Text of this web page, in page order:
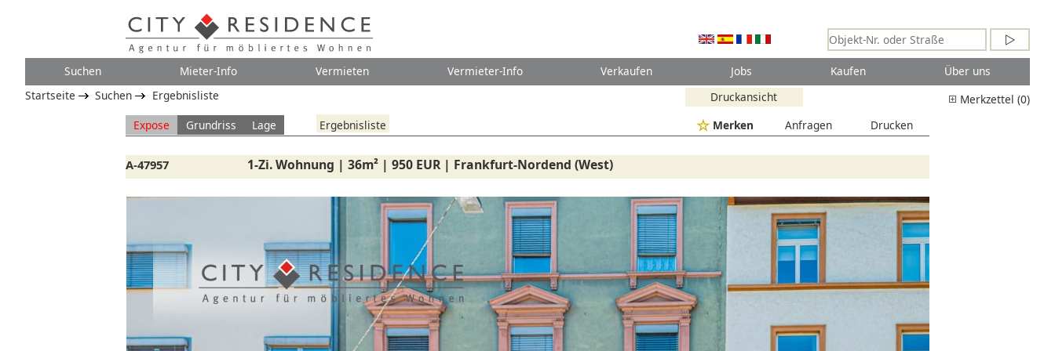
Suchen Mieter-Info Vermieten Vermieter-Info Verkaufen Jobs Kaufen
Über uns
Merkzettel (0)
Druckansicht
Startseite Suchen
Ergebnisliste
Expose
Grundriss Lage Ergebnisliste Drucken
Anfragen
Merken
A-47957 1-Zi. Wohnung | 36m² | 950 EUR | Frankfurt-Nordend (West)